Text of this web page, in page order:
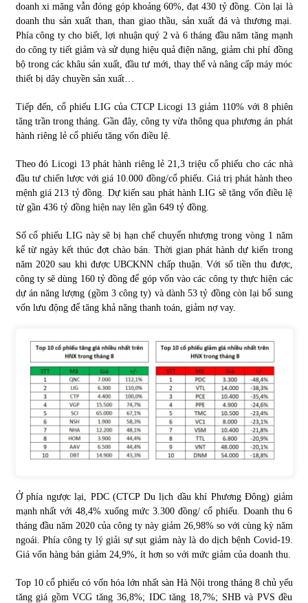
doanh xi măng vẫn đóng góp khoảng 60%, đạt 430 tỷ đồng. Còn lại là
doanh thu sản xuất than, than giao thầu, sản xuất đá và thương mại.
Phía công ty cho biết, lợi nhuận quý 2 và 6 tháng đầu năm tăng mạnh
do công ty tiết giảm và sử dụng hiệu quả điện năng, giảm chi phí đồng
bộ trong các khâu sản xuất, đầu tư mới, thay thế và nâng cấp máy móc
thiết bị dây chuyền sản xuất…
Tiếp đến, cổ phiếu LIG của CTCP Licogi 13 giảm 110% với 8 phiên
tăng trần trong tháng. Gần đây, công ty vừa thông qua phương án phát
hành riêng lẻ cổ phiếu tăng vốn điều lệ.
Theo đó Licogi 13 phát hành riêng lẻ 21,3 triệu cổ phiếu cho các nhà
đầu tư chiến lược với giá 10.000 đồng/cổ phiếu. Giá trị phát hành theo
mệnh giá 213 tỷ đồng. Dự kiến sau phát hành LIG sẽ tăng vốn điều lệ
từ gần 436 tỷ đồng hiện nay lên gần 649 tỷ đồng.
Số cổ phiếu LIG này sẽ bị hạn chế chuyển nhượng trong vòng 1 năm
kể từ ngày kết thúc đợt chào bán. Thời gian phát hành dự kiến trong
năm 2020 sau khi được UBCKNN chấp thuận. Với số tiền thu được,
công ty sẽ dùng 160 tỷ đồng để góp vốn vào các công ty thực hiện các
dự án năng lượng (gồm 3 công ty) và dành 53 tỷ đồng còn lại bổ sung
vốn lưu động để tăng khả năng thanh toán, giảm nợ vay.
Ở phía ngược lại, PDC (CTCP Du lịch dầu khí Phương Đông) giảm
mạnh nhất với 48,4% xuống mức 3.300 đồng/ cổ phiếu. Doanh thu 6
tháng đầu năm 2020 của công ty này giảm 26,98% so với cùng kỳ năm
ngoái. Phía công ty lý giải sự sụt giảm này là do dịch bệnh Covid-19.
Giá vốn hàng bán giảm 24,9%, ít hơn so với mức giảm của doanh thu.
Top 10 cổ phiếu có vốn hóa lớn nhất sàn Hà Nội trong tháng 8 chủ yếu
tăng giá gồm VCG tăng 36,8%; IDC tăng 18,7%; SHB và PVS đều